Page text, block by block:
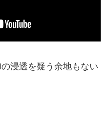
浸透を疑う余地もない